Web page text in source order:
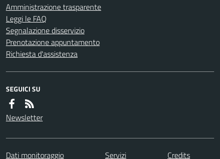
Amministrazione trasparente
Leggi le FAQ
Segnalazione disservizio
Prenotazione appuntamento
Richiesta d'assistenza
SEGUICI SU
Newsletter
Dati monitoraggio Servizi Credits